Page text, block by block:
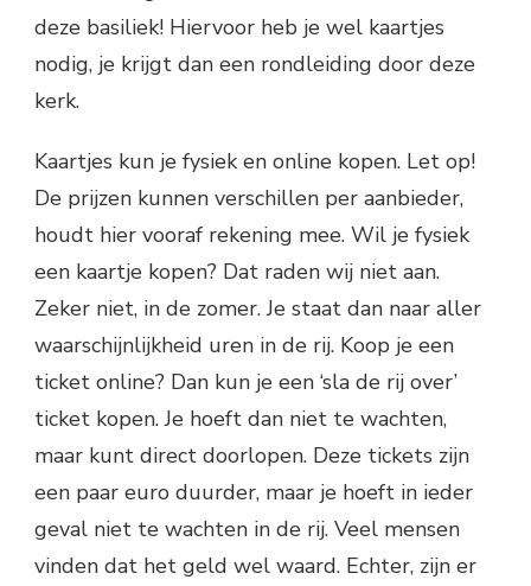
deze basiliek! Hiervoor heb je wel kaartjes
nodig, je krijgt dan een rondleiding door deze
kerk.
Kaartjes kun je fysiek en online kopen. Let op!
De prijzen kunnen verschillen per aanbieder,
houdt hier vooraf rekening mee. Wil je fysiek
een kaartje kopen? Dat raden wij niet aan.
Zeker niet, in de zomer. Je staat dan naar aller
waarschijnlijkheid uren in de rij. Koop je een
ticket online? Dan kun je een ‘sla de rij over’
ticket kopen. Je hoeft dan niet te wachten,
maar kunt direct doorlopen. Deze tickets zijn
een paar euro duurder, maar je hoeft in ieder
geval niet te wachten in de rij. Veel mensen
vinden dat het geld wel waard. Echter, zijn er